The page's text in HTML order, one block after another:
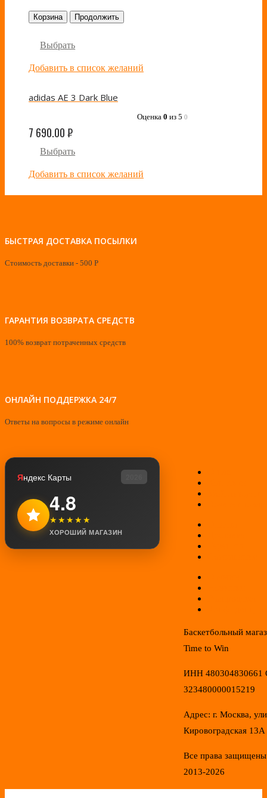
Корзина Продолжить
Выбрать
Добавить в список желаний
adidas AE 3 Dark Blue
Оценка 0 из 5 0
7 690.00₽
Выбрать
Добавить в список желаний
БЫСТРАЯ ДОСТАВКА ПОСЫЛКИ
Стоимость доставки - 500 Р
ГАРАНТИЯ ВОЗВРАТА СРЕДСТВ
100% возврат потраченных средств
ОНЛАЙН ПОДДЕРЖКА 24/7
Ответы на вопросы в режиме онлайн
Яндекс Карты
4.8
★★★★★
ХОРОШИЙ МАГАЗИН
Баскетбольный
Time to Win
ИНН 480304830661
323480000015219
Адрес: г. Москва,
Кировоградская 13А
Все права
2013-2026